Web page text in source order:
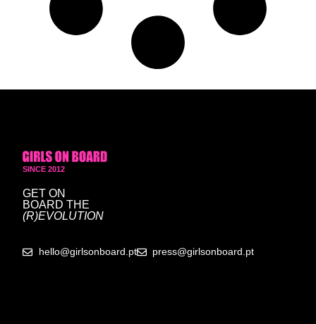
SINCE 2012
GET ON
BOARD THE
(R)EVOLUTION
hello@girlsonboard.pt press@girlsonboard.pt